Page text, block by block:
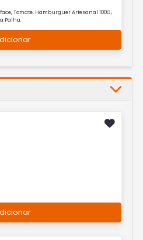
Tomate, Hamburguer Artesanal 100G,
Palha.